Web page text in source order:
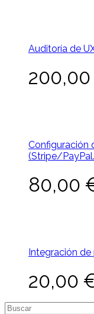
Auditoría de
200,00
Configuración
(Stripe/
80,00
Integración
20,00
Buscar: